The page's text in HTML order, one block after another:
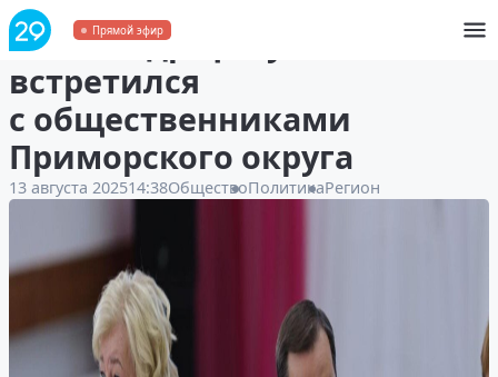
Прямой эфир
Александр Цыбульский
встретился
с общественниками
Приморского округа
13 августа 202514:38ОбществоПолитикаРегион